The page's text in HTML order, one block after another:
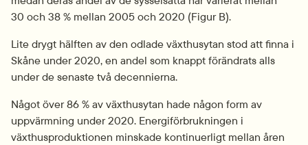
30 och 38 % mellan 2005 och 2020 (Figur B).
Lite drygt hälften av den odlade växthusytan stod att finna i
Skåne under 2020, en andel som knappt förändrats alls
under de senaste två decennierna.
Något över 86 % av växthusytan hade någon form av
uppvärmning under 2020. Energiförbrukningen i
växthusproduktionen minskade kontinuerligt mellan åren